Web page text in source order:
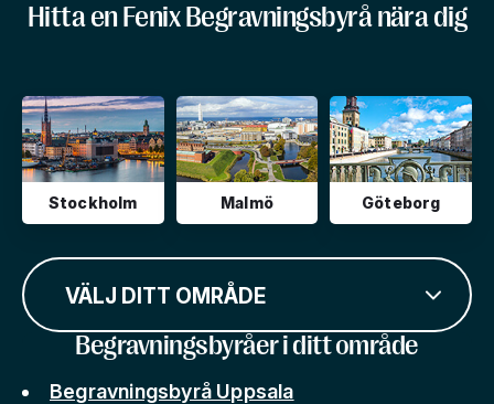
Hitta en Fenix Begravningsbyrå nära dig
Stockholm Malmö Göteborg
VÄLJ DITT OMRÅDE
Begravningsbyråer i ditt område
Begravningsbyrå Uppsala